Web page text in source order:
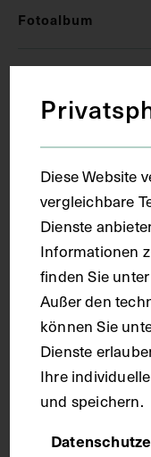
Fotoalbum
Wien
Material
Papier, Kunststoff
Diese Website
vergleichbare
Dienste
Informationen
finden Sie
Außer den
können Sie
Dienste
Ihre
und speichern.